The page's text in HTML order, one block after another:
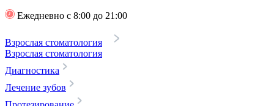
Ежедневно с 8:00 до 21:00
Взрослая стоматология
Взрослая стоматология
Диагностика
Лечение зубов